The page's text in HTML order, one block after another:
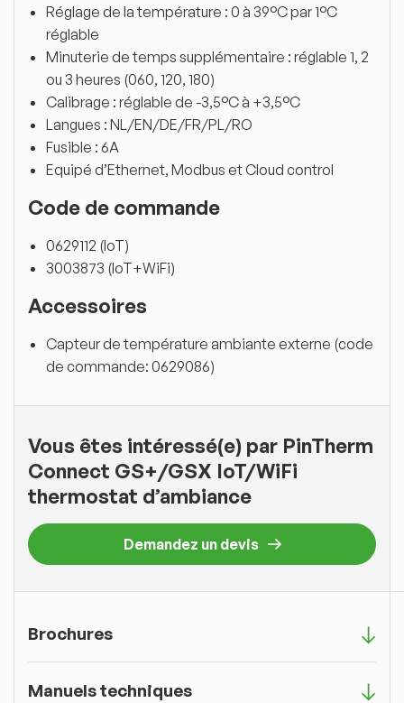
Réglage de la température : 0 à 39°C par 1°C
réglable
Minuterie de temps supplémentaire : réglable 1, 2
ou 3 heures (060, 120, 180)
Calibrage : réglable de -3,5°C à +3,5°C
Langues : NL/EN/DE/FR/PL/RO
Fusible : 6A
Equipé d’Ethernet, Modbus et Cloud control
Code de commande
0629112 (IoT)
3003873 (IoT+WiFi)
Accessoires
Capteur de température ambiante externe (code
de commande: 0629086)
Vous êtes intéressé(e) par PinTherm
Connect GS+/GSX IoT/WiFi
thermostat d’ambiance
Demandez un devis
Brochures
Manuels techniques